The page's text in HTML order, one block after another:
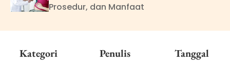
Prosedur, dan Manfaat
Kategori Penulis Tanggal